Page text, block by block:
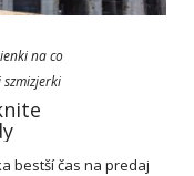
na co
szmizjerki
bestší čas na predaj